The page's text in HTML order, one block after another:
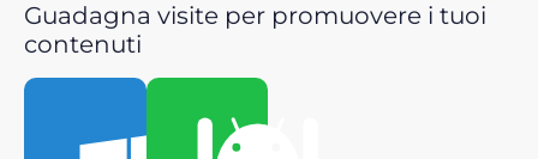
Guadagna visite per promuovere i tuoi
contenuti